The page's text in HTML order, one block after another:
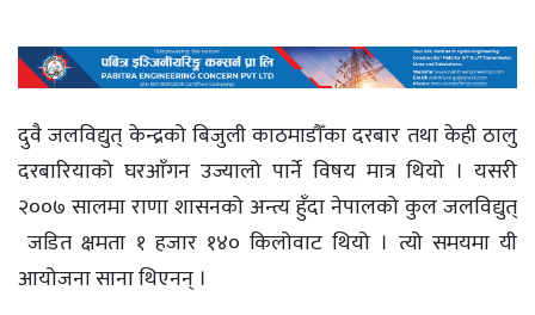
दुवै जलविद्युत् केन्द्रको बिजुली काठमाडौँका दरबार तथा केही ठालु
दरबारियाको घरआँगन उज्यालो पार्ने विषय मात्र थियो । यसरी
२००७ सालमा राणा शासनको अन्त्य हुँदा नेपालको कुल जलविद्युत्
जडित क्षमता १ हजार १४० किलोवाट थियो । त्यो समयमा यी
आयोजना साना थिएनन् ।